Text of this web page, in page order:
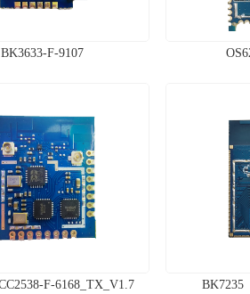
BK3633-F-9107
F-6168_TX_V1.7 BK7235